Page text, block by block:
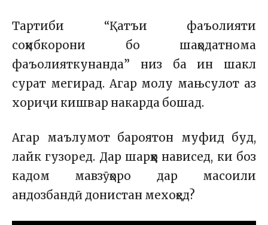
Тартиби “Қатъи фаъолияти
соҳибкорони бо шаҳодатнома
фаъолияткунанда” низ ба ин шакл
сурат мегирад. Агар молу мањсулот аз
хориҷи кишвар накарда бошад.
Агар маълумот бароятон муфид буд,
лайк гузоред. Дар шарҳҳо нависед, ки боз
кадом мавзӯҳоро дар масоили
андозбандӣ донистан мехоҳед?